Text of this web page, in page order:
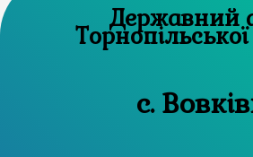
Державний
Торнопільської
с.